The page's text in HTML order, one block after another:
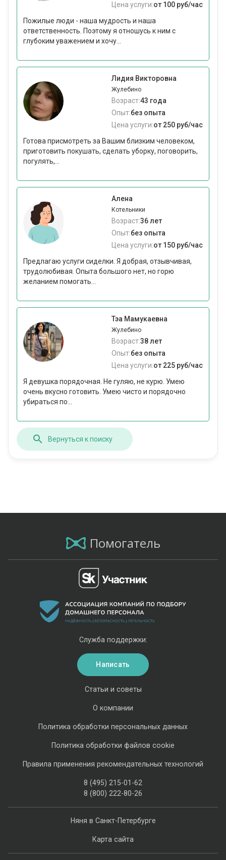
Цена услуги:от 100 руб/час
Пожилые люди - наша мудрость и наша
ответственность. Поэтому я отношусь к ним с
глубоким уважением и хочу...
Лидия Викторовна
Жулебино
Возраст:43 года
Опыт:без опыта
Цена услуги:от 250 руб/час
Готова присмотреть за Вашим близким человеком,
приготовить покушать, сделать уборку, поговорить,
погулять,...
Алена
Котельники
Возраст:36 лет
Опыт:без опыта
Цена услуги:от 150 руб/час
Предлагаю услуги сиделки. Я добрая, отзывчивая,
трудолюбивая. Опыта большого нет, но горю
желанием помогать...
Тэа Мамукаевна
Жулебино
Возраст:38 лет
Опыт:без опыта
Цена услуги:от 225 руб/час
Я девушка порядочная. Не гуляю, не курю. Умею
очень вкусно готовить. Умею чисто и порядочно
убираться по...
Вернуться к поиску
Помогатель
Няня в Санкт-Петербурге
Карта сайта
Статьи и советы
О компании
Политика обработки персональных данных
Политика обработки файлов cookie
Правила применения рекомендательных технологий
8 (495) 215-01-62
8 (800) 222-80-26
Служба поддержки:
Написать